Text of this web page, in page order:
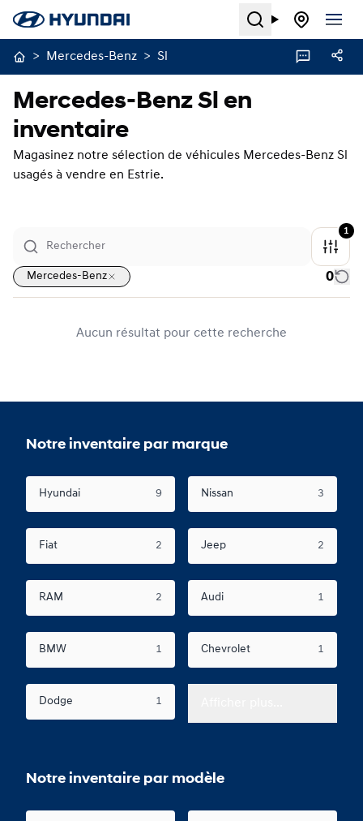
Search
> Mercedes-Benz > Sl
Mercedes-Benz Sl en
inventaire
Magasinez notre sélection de véhicules Mercedes-Benz Sl
usagés à vendre en Estrie.
1
Mercedes-Benz 0
Aucun résultat pour cette recherche
Notre inventaire par marque
Hyundai 9 Nissan 3
Fiat 2 Jeep 2
RAM 2 Audi 1
BMW 1 Chevrolet 1
Dodge 1
Notre inventaire par modèle